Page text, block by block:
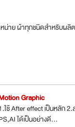
น่าย ผ้าทุกชนิดสำหรับผลิ
Graphic
ใช้ After effect เป็นหลัก
ได้เป็นอย่างดี...